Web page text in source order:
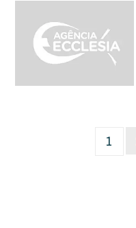
1